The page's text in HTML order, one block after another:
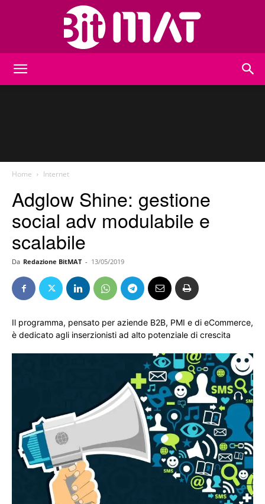
Home Internet
Adglow Shine: gestione
social adv modulabile e
scalabile
Da Redazione BitMAT - 13/05/2019
Il programma, pensato per aziende B2B, PMI e di eCommerce,
è dedicato agli inserzionisti ad alto potenziale di crescita